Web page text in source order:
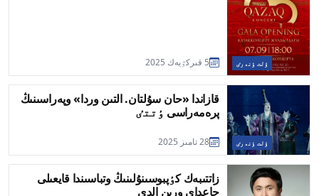
ۇلت ٶنەرٸ 5 قىركٷيەك 2025
ۇلت ٶنەرٸ
قازاندا «حان سۇلتان. التىن وردا» وپەراسىنىڭ
پرەمەراسى ٶتتٸ
28 تامىز 2025
زاتتىبەك كٶپبوسىنۇلىنىڭ وتباسىندا قايعىلى
جاعداي ورىن الدى